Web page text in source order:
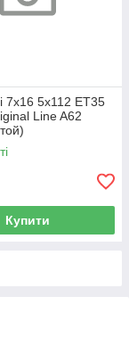
7x16 5x112 ET35
Line A62
Купити